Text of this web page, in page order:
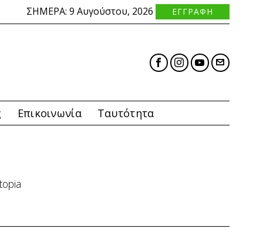
ΣΗΜΕΡΑ: 9 Αυγούστου, 2026 ΕΓΓΡΑΦΗ
Επικοινωνία Ταυτότητα